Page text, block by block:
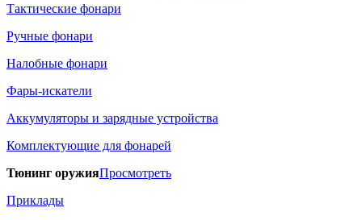
Тактические фонари
Ручные фонари
Налобные фонари
Фары-искатели
Аккумуляторы и зарядные устройства
Комплектующие для фонарей
Тюнинг оружияПросмотреть
Приклады